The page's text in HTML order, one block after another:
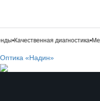
•Качественная диагностика•
Оптика «Надин»